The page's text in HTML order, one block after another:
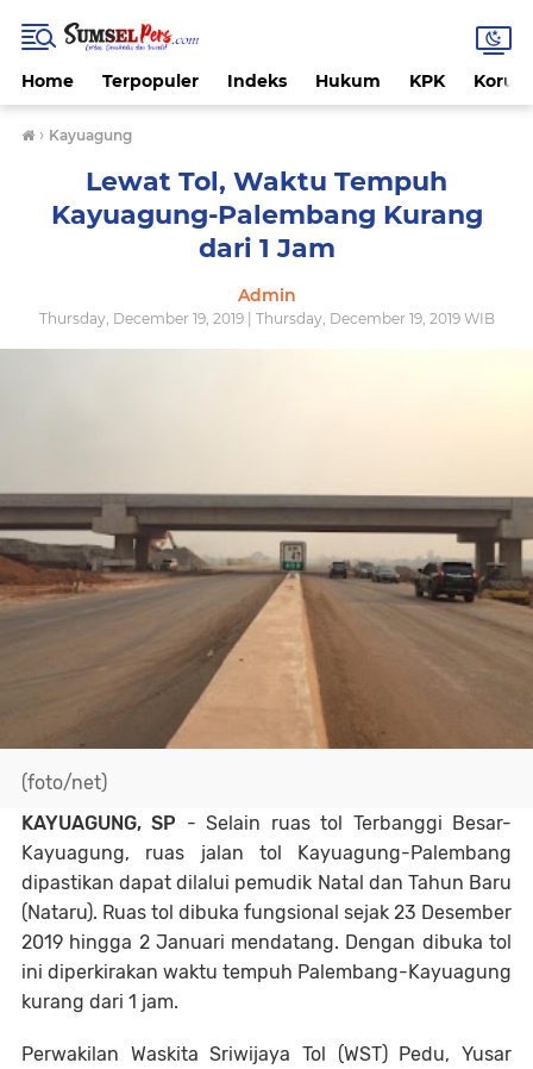
Home Terpopuler Indeks Hukum KPK
› Kayuagung
Lewat Tol, Waktu Tempuh
Kayuagung-Palembang Kurang
dari 1 Jam
Admin
Thursday, December 19, 2019 | Thursday, December 19, 2019 WIB
(foto/net)
KAYUAGUNG, SP - Selain ruas tol Terbanggi Besar-
Kayuagung, ruas jalan tol Kayuagung-Palembang
dipastikan dapat dilalui pemudik Natal dan Tahun Baru
(Nataru). Ruas tol dibuka fungsional sejak 23 Desember
2019 hingga 2 Januari mendatang. Dengan dibuka tol
ini diperkirakan waktu tempuh Palembang-Kayuagung
kurang dari 1 jam.
Perwakilan Waskita Sriwijaya Tol (WST) Pedu, Yusar